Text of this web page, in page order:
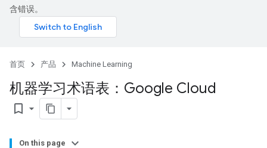
含错误。
首页 产品 Machine Learning
机器学习术语表：Google Cloud
bookmark_border
On this page